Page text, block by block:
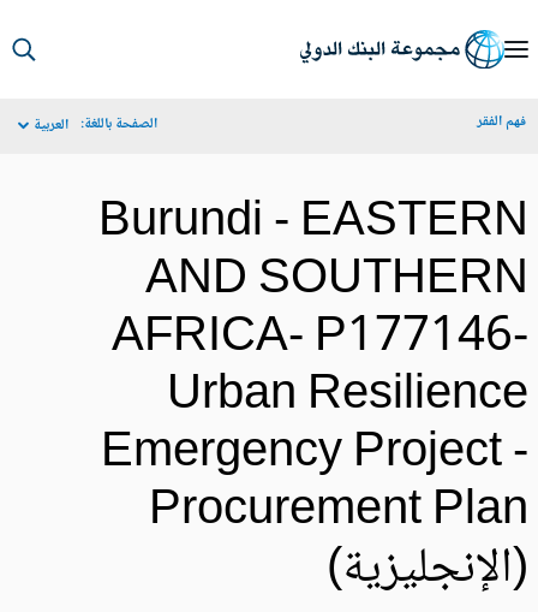
الفقر الصفحة باللغة: العربية
Burundi -
AND
AFRICA-
Urban
Emergency Project
Procurement